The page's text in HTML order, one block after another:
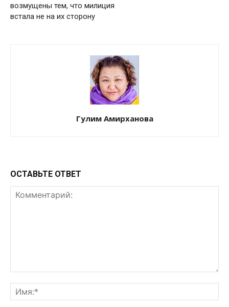
возмущены тем, что милиция
встала не на их сторону
Гулим Амирханова
ОСТАВЬТЕ ОТВЕТ